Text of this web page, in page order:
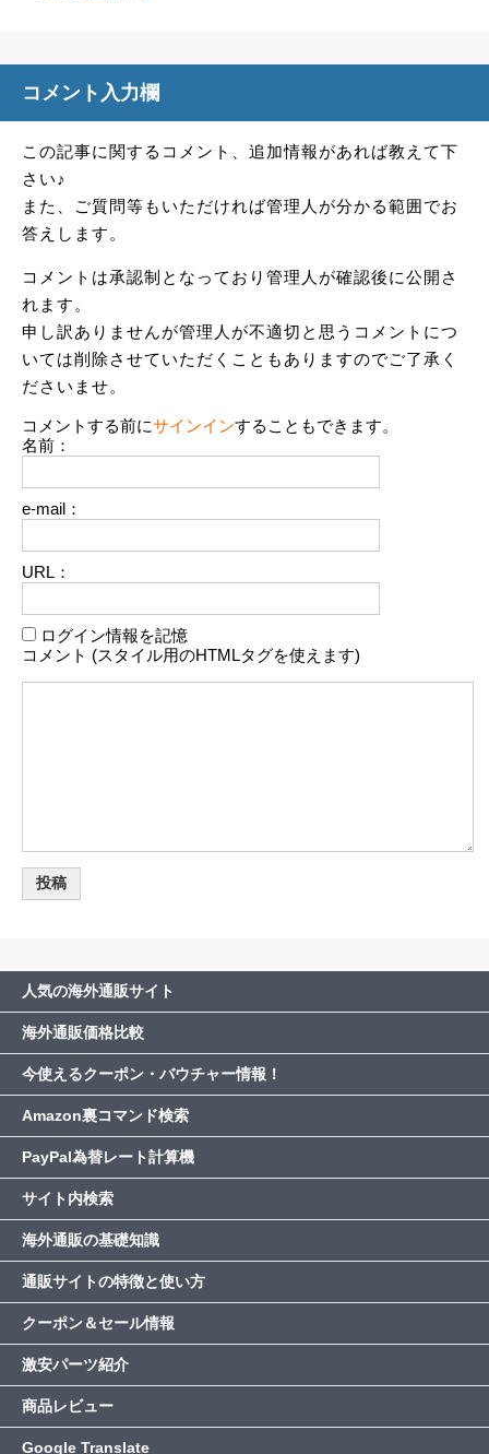
コメント入力欄
この記事に関するコメント、追加情報があれば教えて下
さい♪
また、ご質問等もいただければ管理人が分かる範囲でお
答えします。
コメントは承認制となっており管理人が確認後に公開さ
れます。
申し訳ありませんが管理人が不適切と思うコメントにつ
いては削除させていただくこともありますのでご了承く
ださいませ。
コメントする前にサインインすることもできます。
名前：
e-mail：
URL：
ログイン情報を記憶
コメント (スタイル用のHTMLタグを使えます)
人気の海外通販サイト
海外通販価格比較
今使えるクーポン・バウチャー情報！
Amazon裏コマンド検索
PayPal為替レート計算機
サイト内検索
海外通販の基礎知識
通販サイトの特徴と使い方
クーポン＆セール情報
激安パーツ紹介
商品レビュー
Google Translate